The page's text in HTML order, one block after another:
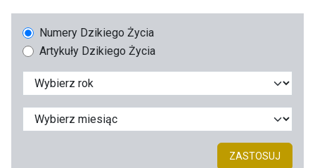
Numery Dzikiego Życia
Artykuły Dzikiego Życia
ZASTOSUJ